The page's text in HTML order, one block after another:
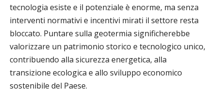
tecnologia esiste e il potenziale è enorme, ma senza
interventi normativi e incentivi mirati il settore resta
bloccato. Puntare sulla geotermia significherebbe
valorizzare un patrimonio storico e tecnologico unico,
contribuendo alla sicurezza energetica, alla
transizione ecologica e allo sviluppo economico
sostenibile del Paese.